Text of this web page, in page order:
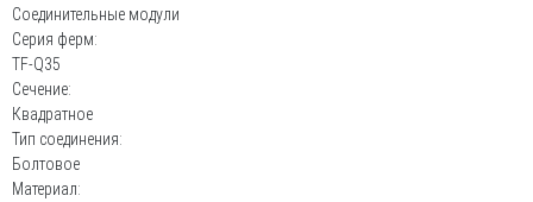
Соединительные модули
Серия ферм:
TF-Q35
Сечение:
Квадратное
Тип соединения:
Болтовое
Материал: